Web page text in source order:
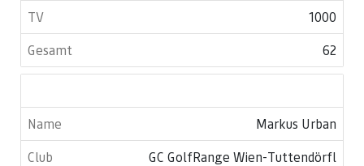
1000
62
Markus Urban
GC GolfRange Wien-Tuttendörfl